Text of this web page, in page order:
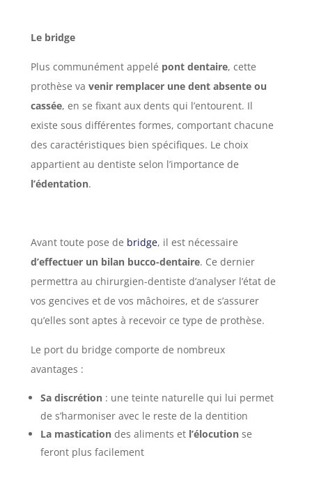
Le bridge
Plus communément appelé pont dentaire, cette
prothèse va venir remplacer une dent absente ou
cassée, en se fixant aux dents qui l’entourent. Il
existe sous différentes formes, comportant chacune
des caractéristiques bien spécifiques. Le choix
appartient au dentiste selon l’importance de
l’édentation.
Avant toute pose de bridge, il est nécessaire
d’effectuer un bilan bucco-dentaire. Ce dernier
permettra au chirurgien-dentiste d’analyser l’état de
vos gencives et de vos mâchoires, et de s’assurer
qu’elles sont aptes à recevoir ce type de prothèse.
Le port du bridge comporte de nombreux
avantages :
Sa discrétion: une teinte naturelle qui lui permet
de s’harmoniser avec le reste de la dentition
La masticationdes aliments et l’élocutionse
feront plus facilement